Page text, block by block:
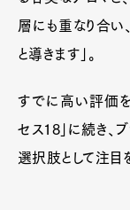
層にも重なり合い
と導きます」。
すでに高い評価を
セス18」に続き、
選択肢として注目